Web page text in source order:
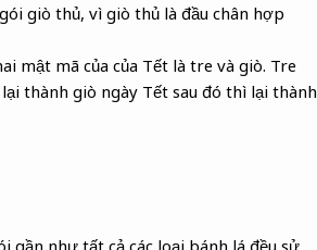
giò thủ, vì giò thủ là đầu chân hợp
mật mã của của Tết là tre và giò. Tre
thành giò ngày Tết sau đó thì lại thành
gần như tất cả các loại bánh lá đều sử